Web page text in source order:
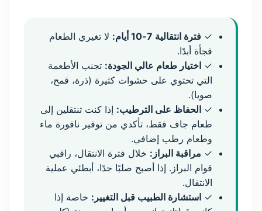
✓ فترة انتقالية 7-10 أيام:
لا تغيري الطعام
فجأة أبدًا.
✓ اختيار طعام عالي الجودة: تجنب الأطعمة
التي تحتوي على حشوات كثيرة (ذرة، قمح،
صويا).
✓ الحفاظ على الترطيب: إذا كنت تنتقلين إلى
طعام جاف فقط، تأكدي من توفير نافورة ماء
وطعام رطب إضافي.
✓ مراقبة البراز: خلال فترة الانتقال، راقبي
قوام البراز. إذا أصبح صلبًا جدًا، أبطئي عملية
الانتقال.
✓ استشارة الطبيب قبل التغيير: خاصة إذا